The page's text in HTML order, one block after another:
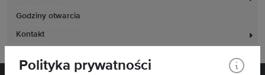
Godziny otwarcia
Kontakt
Polityka prywatności